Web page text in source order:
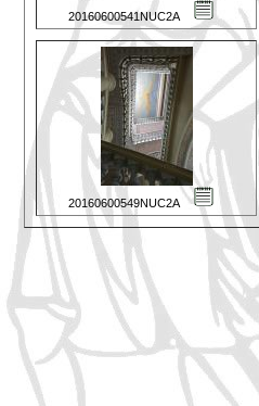
20160600541NUC2A
20160600549NUC2A